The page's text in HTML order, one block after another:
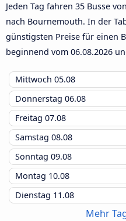
Jeden Tag fahren 35 Busse
nach Bournemouth. In der
günstigsten Preise für einen
beginnend vom 06.08.2026
Mittwoch 05.08
Donnerstag 06.08
Freitag 07.08
Samstag 08.08
Sonntag 09.08
Montag 10.08
Dienstag 11.08
Mehr